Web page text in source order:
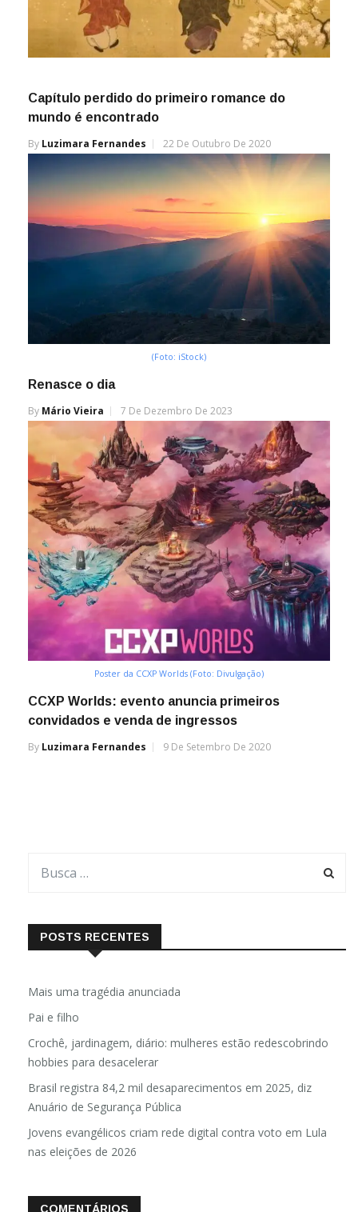
Capítulo perdido do primeiro romance do
mundo é encontrado
By Luzimara Fernandes 22 De Outubro De 2020
(Foto: iStock)
Renasce o dia
By Mário Vieira 7 De Dezembro De 2023
Poster da CCXP Worlds (Foto: Divulgação)
CCXP Worlds: evento anuncia primeiros
convidados e venda de ingressos
By Luzimara Fernandes 9 De Setembro De 2020
POSTS RECENTES
Mais uma tragédia anunciada
Pai e filho
Crochê, jardinagem, diário: mulheres estão redescobrindo
hobbies para desacelerar
Brasil registra 84,2 mil desaparecimentos em 2025, diz
Anuário de Segurança Pública
Jovens evangélicos criam rede digital contra voto em Lula
nas eleições de 2026
COMENTÁRIOS